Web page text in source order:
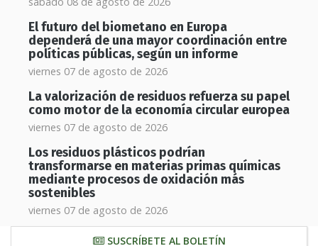
El futuro del biometano en Europa
dependerá de una mayor coordinación entre
políticas públicas, según un informe
viernes 07 de agosto de 2026
La valorización de residuos refuerza su papel
como motor de la economía circular europea
viernes 07 de agosto de 2026
Los residuos plásticos podrían
transformarse en materias primas químicas
mediante procesos de oxidación más
sostenibles
viernes 07 de agosto de 2026
SUSCRÍBETE AL BOLETÍN